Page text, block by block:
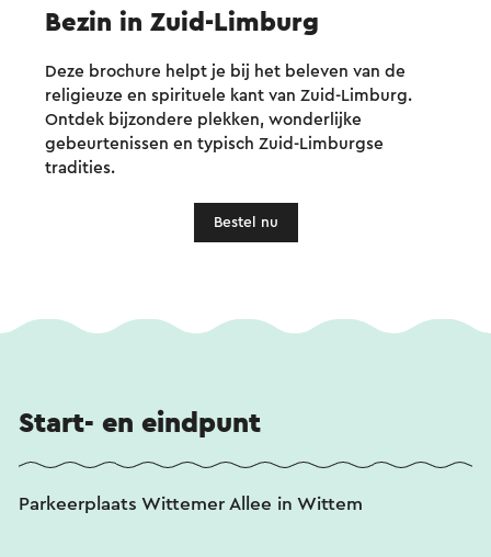
Bezin in Zuid-Limburg
Deze brochure helpt je bij het beleven van de
religieuze en spirituele kant van Zuid-Limburg.
Ontdek bijzondere plekken, wonderlijke
gebeurtenissen en typisch Zuid-Limburgse
tradities.
Bestel nu
Start- en eindpunt
Parkeerplaats Wittemer Allee in Wittem